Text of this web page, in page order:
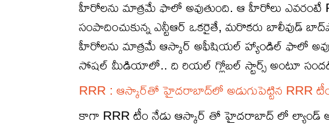
హీరోలను మాత్రమే ఫాలో అవుతుంది. ఆ హీరోలు ఎవరంటే
సంపాదించుకున్న ఎన్టీఆర్ ఒకరైతే, మరొకరు బాలీవుడ్
హీరోలను మాత్రమే ఆస్కార్ అఫీషియల్ హ్యాండిల్ ఫాలో
సోషల్ మీడియాలో.. ది రియల్ గ్లోబల్ స్టార్స్ అంటూ సందడి
RRR : ఆస్కార్‌తో హైదరాబాద్‌లో అడుగుపెట్టిన RRR
కాగా RRR టీం నేడు ఆస్కార్ తో హైదరాబాద్ లో ల్యాండ్